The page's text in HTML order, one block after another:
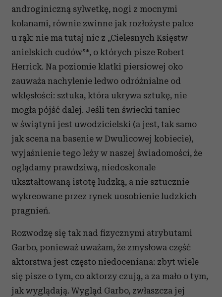
androginiczną sylwetkę, nogi z mocnymi
kolanami, równie zwinne jak rozłożyste palce
u rąk: nie ma tutaj nic z „Cielesnych Księstw
anielskich cudów”*, o których pisze Robert
Herrick. Na poziomie klatki piersiowej oko
zauważa nachylenie ledwo odróżnialne od
wklęsłości: sztuka, która ukrywa sztukę, nie
mogła pójść dalej. Jeśli ten świecki taniec
w świątyni jest uwodzicielski (a jest, tak samo
jak scena na basenie w Dwulicowej kobiecie),
wyjaśnienie tego leży w naszej świadomości, że
oglądamy prawdziwą, niedoskonale
ukształtowaną istotę ludzką, a nie sztucznie
wykreowane przez rynek uosobienie ludzkich
pragnień.
Rozwodzę się tak nad fizycznymi atrybutami
Garbo, ponieważ uważam, że zmysłowa część
aktorstwa jest często niedoceniana: zbyt wiele
się pisze o tym, co aktorzy czują, a za mało o tym,
jak wyglądają. Wygląd Garbo, zwłaszcza jej